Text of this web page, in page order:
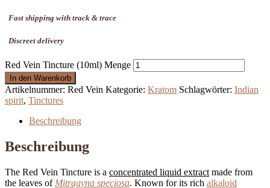
Fast shipping with track & trace
Discreet delivery
Red Vein Tincture (10ml) Menge
In den Warenkorb
Artikelnummer: Red Vein Kategorie: Kratom Schlagwörter: Indian
spirit, Tinctures
Beschreibung
Beschreibung
The Red Vein Tincture is a concentrated liquid extract made from
the leaves of Mitragyna speciosa. Known for its rich alkaloid